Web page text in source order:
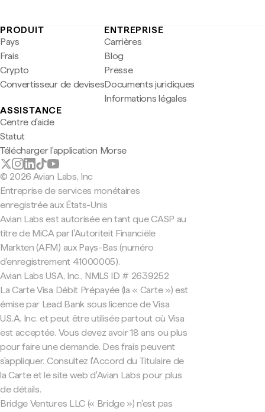
PRODUIT
Pays
Frais
Crypto
Convertisseur de devises
ENTREPRISE
Carrières
Blog
Presse
Documents juridiques
Informations légales
ASSISTANCE
Centre d'aide
Statut
Télécharger l'application Morse
© 2026 Avian Labs, Inc
Entreprise de services monétaires
enregistrée aux États-Unis
Avian Labs est autorisée en tant que CASP au
titre de MiCA par l'Autoriteit Financiële
Markten (AFM) aux Pays-Bas (numéro
d'enregistrement 41000005).
Avian Labs USA, Inc., NMLS ID # 2639252
La Carte Visa Débit Prépayée (la « Carte ») est
émise par Lead Bank sous licence de Visa
U.S.A. Inc. et peut être utilisée partout où Visa
est acceptée. Vous devez avoir 18 ans ou plus
pour faire une demande. Des frais peuvent
s'appliquer. Consultez l'Accord du Titulaire de
la Carte et le site web d'Avian Labs pour plus
de détails.
Bridge Ventures LLC (« Bridge ») n'est pas